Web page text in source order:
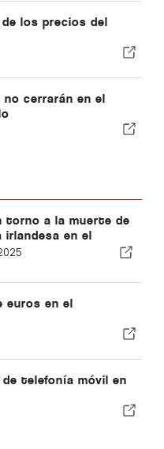
los precios del
cerrarán en el
torno a la muerte de
en el
euros en el
telefonía móvil en